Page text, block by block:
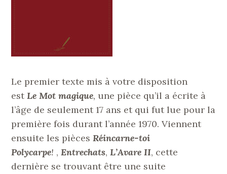
Le premier texte mis à votre disposition
estLe Mot magique, une pièce qu’il a écrite à
l’âge de seulement 17 ans et qui fut lue pour la
première fois durant l’année 1970. Viennent
ensuite les piècesRéincarne-toi
Polycarpe! ,Entrechats,L’Avare II, cette
dernière se trouvant être une suite